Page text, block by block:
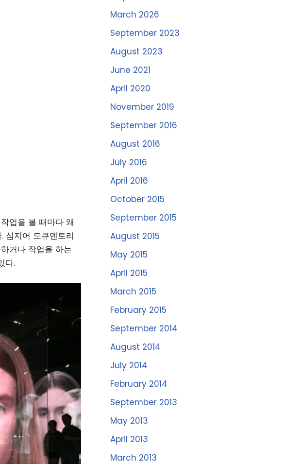
업을 볼 때마다 왜
심지어 도큐멘토리
거나 작업을 하는
다.
March 2026
September 2023
August 2023
June 2021
April 2020
November 2019
September 2016
August 2016
July 2016
April 2016
October 2015
September 2015
August 2015
May 2015
April 2015
March 2015
February 2015
September 2014
August 2014
July 2014
February 2014
September 2013
May 2013
April 2013
March 2013